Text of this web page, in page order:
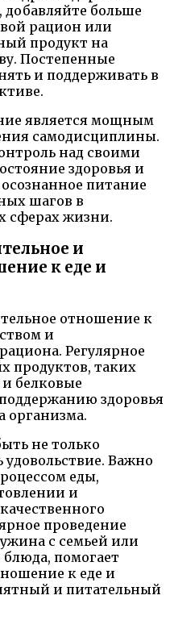
больше
рацион или
продукт на
Постепенные
и поддерживать в
является мощным
самодисциплины.
над своими
здоровья и
питание
шагов в
сферах жизни.
и
к еде и
отношение к
и
Регулярное
продуктов, таких
белковые
здоровья
организма.
не только
Важно
еды,
и
проведение
с семьей или
помогает
к еде и
и питательный